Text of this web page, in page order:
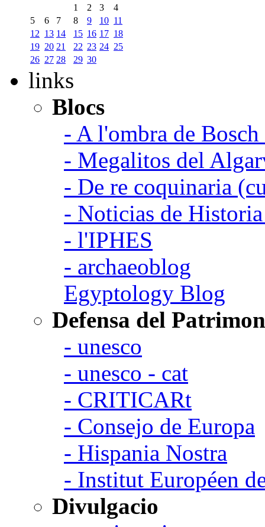
1
2 3
4
5
6 7 8 9 10 11
12 13 14 15 16 17 18
19 20 21 22 23 24 25
26 27 28 29 30
links
Blocs
- A l'ombra de
- Megalitos del
- De re coquinaria
- Noticias de
- l'IPHES
- archaeoblog
Egyptology Blog
Defensa del
- unesco
- unesco - cat
- CRITICARt
- Consejo de Europa
- Hispania Nostra
- Institut Européen
Divulgacio